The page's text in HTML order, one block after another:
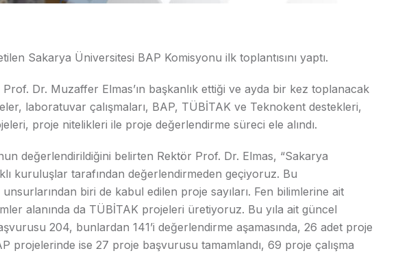
Sakarya Üniversitesi BAP Komisyonu ilk toplantısını yaptı.
Dr. Muzaffer Elmas’ın başkanlık ettiği ve ayda bir kez toplanacak
laboratuvar çalışmaları, BAP, TÜBİTAK ve Teknokent destekleri,
proje nitelikleri ile proje değerlendirme süreci ele alındı.
değerlendirildiğini belirten Rektör Prof. Dr. Elmas, “Sakarya
kuruluşlar tarafından değerlendirmeden geçiyoruz. Bu
biri de kabul edilen proje sayıları. Fen bilimlerine ait
alanında da TÜBİTAK projeleri üretiyoruz. Bu yıla ait güncel
204, bunlardan 141’i değerlendirme aşamasında, 26 adet proje
projelerinde ise 27 proje başvurusu tamamlandı, 69 proje çalışma